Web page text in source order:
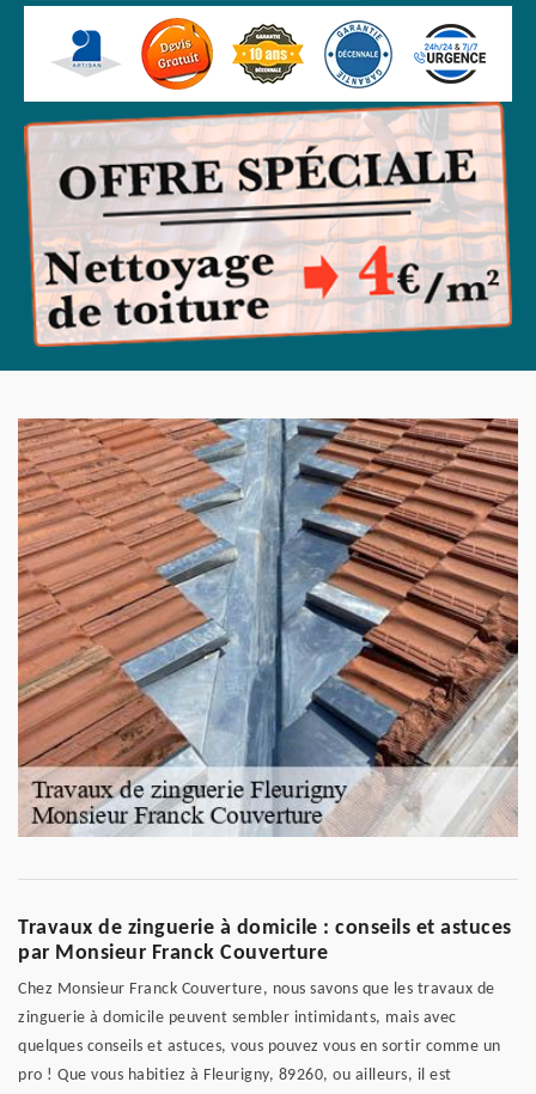
Travaux de zinguerie à domicile : conseils et astuces
par Monsieur Franck Couverture
Chez Monsieur Franck Couverture, nous savons que les travaux de
zinguerie à domicile peuvent sembler intimidants, mais avec
quelques conseils et astuces, vous pouvez vous en sortir comme un
pro ! Que vous habitiez à Fleurigny, 89260, ou ailleurs, il est